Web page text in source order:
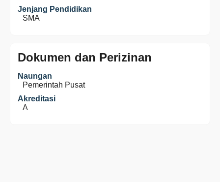
Jenjang Pendidikan
SMA
Dokumen dan Perizinan
Naungan
Pemerintah Pusat
Akreditasi
A